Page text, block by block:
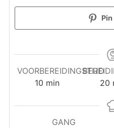
VOORBEREIDINGSTIJD
10 minuten
min
20
GANG